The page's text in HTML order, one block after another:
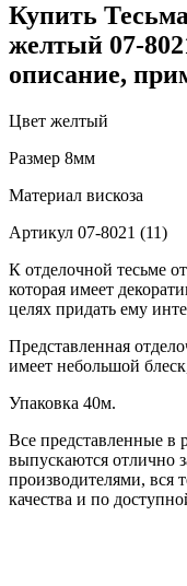
Купить
желтый 07-
описание,
Цвет желтый
Размер 8мм
Материал вискоза
Артикул 07-8021 (11)
К отделочной тесьме
которая имеет
целях придать ему
Представленная
имеет небольшой
Упаковка 40м.
Все представленные в
выпускаются отлично
производителями, вся
качества и по